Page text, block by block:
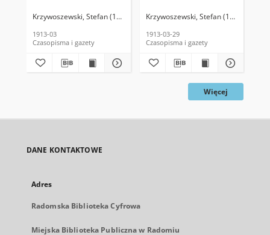
Krzywoszewski, Stefan (1866-1950). Red.
1913-03
Czasopisma i gazety
Krzywoszewski, Stefan (1866-1950).
1913-03-29
Czasopisma i gazety
Więcej
DANE KONTAKTOWE
Adres
Radomska Biblioteka Cyfrowa
Miejska Biblioteka Publiczna w Radomiu